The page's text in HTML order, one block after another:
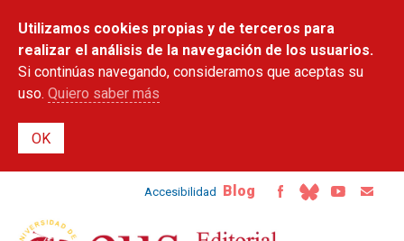
contenido
principal
Utilizamos cookies propias y de terceros para
realizar el análisis de la navegación de los usuarios.
Si continúas navegando, consideramos que aceptas su
uso. Quiero saber más
Accesibilidad Blog